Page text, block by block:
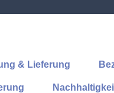
& Lieferung